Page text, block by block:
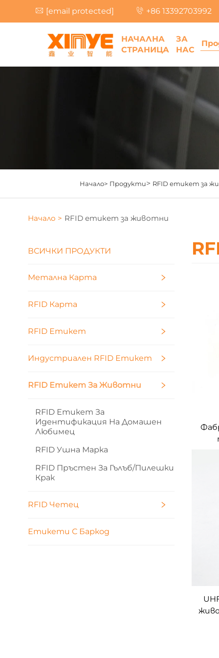
[email protected] +86 13392703992
НАЧАЛНА
СТРАНИЦА
ЗА
НАС
Начало> Продукти> RFID етикет за
Начало > RFID етикет за животни
ВСИЧКИ ПРОДУКТИ
Метална Карта
RFID Карта
RFID Етикет
Индустриален RFID Етикет
RFID Етикет За Животни
RFID Етикет За
Идентификация На Домашен
Любимец
RFID Ушна Марка
RFID Пръстен За Гълъб/пилешки
Крак
RFID Четец
Етикети С Баркод